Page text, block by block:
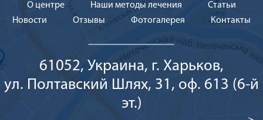
О центре Наши методы лечения
Cтатьи
Новости
Отзывы Фотогалерея Контакты
61052, Украина, г. Харьков,
ул. Полтавский Шлях, 31, оф. 613 (6-й
эт.)